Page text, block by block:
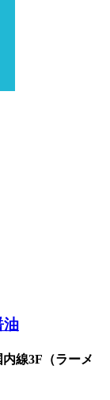
油
線3F（ラーメ